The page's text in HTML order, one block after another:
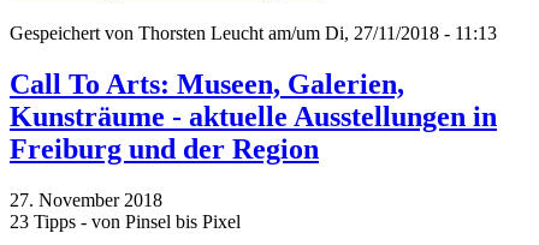
Gespeichert von Thorsten Leucht am/um Di, 27/11/2018 - 11:13
Call To Arts: Museen, Galerien,
Kunsträume - aktuelle Ausstellungen in
Freiburg und der Region
27. November 2018
23 Tipps - von Pinsel bis Pixel